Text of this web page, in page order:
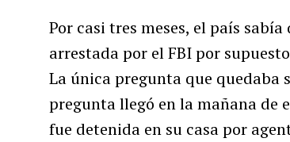
Por casi tres meses, el país
arrestada por el FBI por
La única pregunta que quedaba
pregunta llegó en la mañana de
fue detenida en su casa por